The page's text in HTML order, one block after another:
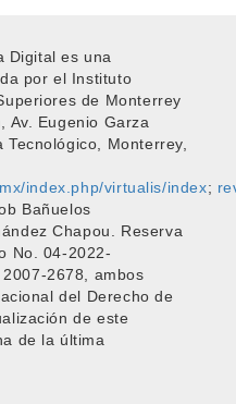
Digital es una
por el Instituto
de Monterrey
Av. Eugenio Garza
Monterrey,
index.php/virtualis/index;
Bañuelos
Chapou. Reserva
No. 04-2022-
2678, ambos
del Derecho de
de este
de la última